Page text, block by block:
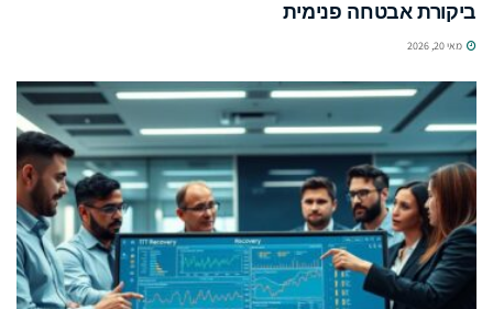
ביקורת אבטחה פנימית
מאי 20, 2026